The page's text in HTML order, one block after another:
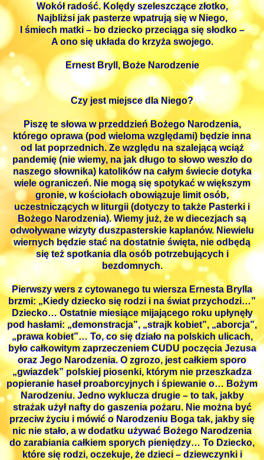
Wokół radość. Kolędy szeleszczące złotko,
Najbliżsi jak pasterze wpatrują się w Niego,
I śmiech matki – bo dziecko przeciąga się słodko –
A ono się układa do krzyża swojego.
Ernest Bryll, Boże Narodzenie
Czy jest miejsce dla Niego?
Piszę te słowa w przeddzień Bożego Narodzenia,
którego oprawa (pod wieloma względami) będzie inna
od lat poprzednich. Ze względu na szalejącą wciąż
pandemię (nie wiemy, na jak długo to słowo weszło do
naszego słownika) katolików na całym świecie dotyka
wiele ograniczeń. Nie mogą się spotykać w większym
gronie, w kościołach obowiązuje limit osób,
uczestniczących w liturgii (dotyczy to także Pasterki i
Bożego Narodzenia). Wiemy już, że w diecezjach są
odwoływane wizyty duszpasterskie kapłanów. Niewielu
wiernych będzie stać na dostatnie święta, nie odbędą
się też spotkania dla osób potrzebujących i
bezdomnych.
Pierwszy wers z cytowanego tu wiersza Ernesta Brylla
brzmi: „Kiedy dziecko się rodzi i na świat przychodzi…”
Dziecko… Ostatnie miesiące mijającego roku upłynęły
pod hasłami: „demonstracja”, „strajk kobiet”, „aborcja”,
„prawa kobiet”… To, co się działo na polskich ulicach,
było całkowitym zaprzeczeniem CUDU poczęcia Jezusa
oraz Jego Narodzenia. O zgrozo, jest całkiem sporo
„gwiazdek” polskiej piosenki, którym nie przeszkadza
popieranie haseł proaborcyjnych i śpiewanie o… Bożym
Narodzeniu. Jedno wyklucza drugie – to tak, jakby
strażak użył nafty do gaszenia pożaru. Nie można być
przeciw życiu i mówić o Narodzeniu Boga tak, jakby się
nic nie stało, a w dodatku używać Bożego Narodzenia
do zarabiania całkiem sporych pieniędzy… To Dziecko,
które się rodzi, oczekuje, że dzieci – dziewczynki i